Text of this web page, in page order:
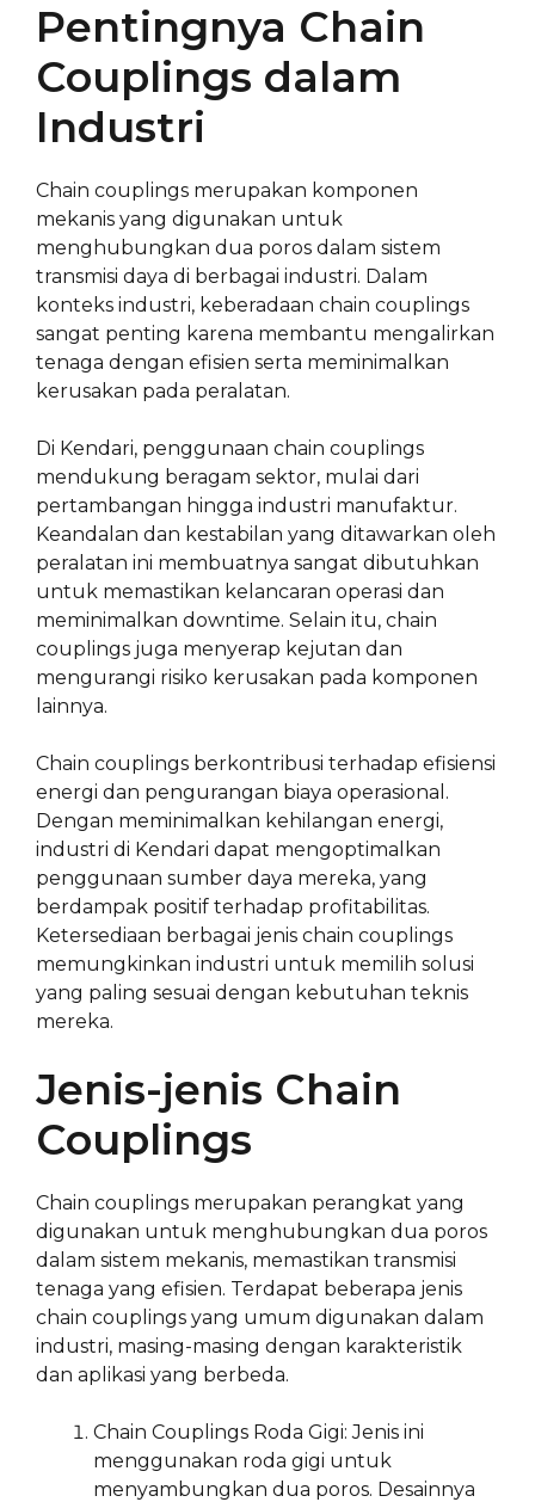
Pentingnya Chain
Couplings dalam
Industri
Chain couplings merupakan komponen
mekanis yang digunakan untuk
menghubungkan dua poros dalam sistem
transmisi daya di berbagai industri. Dalam
konteks industri, keberadaan chain couplings
sangat penting karena membantu mengalirkan
tenaga dengan efisien serta meminimalkan
kerusakan pada peralatan.
Di Kendari, penggunaan chain couplings
mendukung beragam sektor, mulai dari
pertambangan hingga industri manufaktur.
Keandalan dan kestabilan yang ditawarkan oleh
peralatan ini membuatnya sangat dibutuhkan
untuk memastikan kelancaran operasi dan
meminimalkan downtime. Selain itu, chain
couplings juga menyerap kejutan dan
mengurangi risiko kerusakan pada komponen
lainnya.
Chain couplings berkontribusi terhadap efisiensi
energi dan pengurangan biaya operasional.
Dengan meminimalkan kehilangan energi,
industri di Kendari dapat mengoptimalkan
penggunaan sumber daya mereka, yang
berdampak positif terhadap profitabilitas.
Ketersediaan berbagai jenis chain couplings
memungkinkan industri untuk memilih solusi
yang paling sesuai dengan kebutuhan teknis
mereka.
Jenis-jenis Chain
Couplings
Chain couplings merupakan perangkat yang
digunakan untuk menghubungkan dua poros
dalam sistem mekanis, memastikan transmisi
tenaga yang efisien. Terdapat beberapa jenis
chain couplings yang umum digunakan dalam
industri, masing-masing dengan karakteristik
dan aplikasi yang berbeda.
Chain Couplings Roda Gigi: Jenis ini
menggunakan roda gigi untuk
menyambungkan dua poros. Desainnya